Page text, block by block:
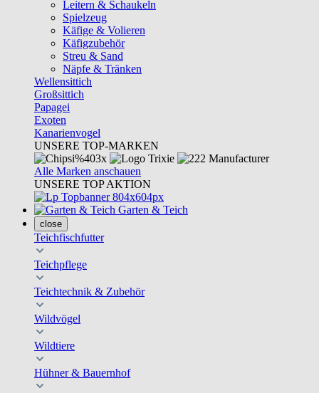
Leitern & Schaukeln
Spielzeug
Käfige & Volieren
Käfigzubehör
Streu & Sand
Näpfe & Tränken
Wellensittich
Großsittich
Papagei
Exoten
Kanarienvogel
UNSERE TOP-MARKEN
Alle Marken anschauen
UNSERE TOP AKTION
Garten & Teich
close
Teichfischfutter
Teichpflege
Teichtechnik & Zubehör
Wildvögel
Wildtiere
Hühner & Bauernhof